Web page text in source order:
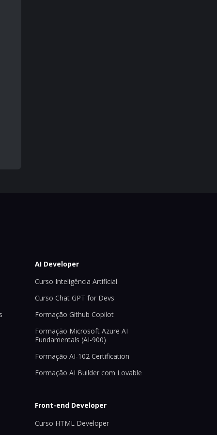
AI Developer
Curso Inteligência Artificial
Curso Chat GPT for Devs
Formação Github Copilot
Formação Microsoft Azure AI
Fundamentals (AI-900)
Formação AI-102 Certification
Formação AI Builder com Lovable
Front-end Developer
Curso HTML Developer